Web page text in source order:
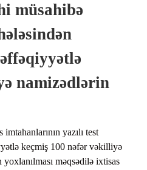
müsahibə
namizədlərin
yazılı test
keçmiş 100 nəfər vəkilliyə
yoxlanılması məqsədilə ixtisas